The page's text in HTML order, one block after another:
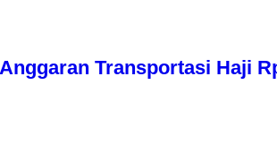
Transportasi Haji